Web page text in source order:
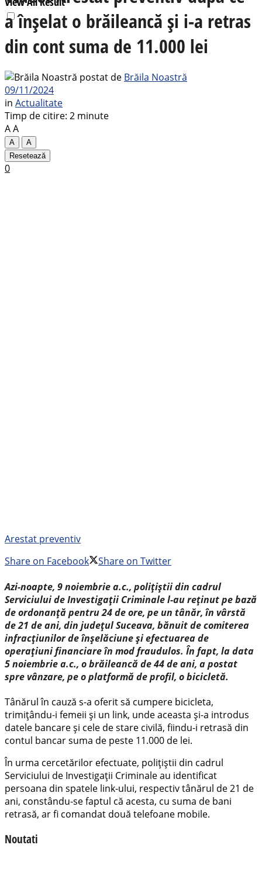
a înșelat o brăileancă și i-a retras
din cont suma de 11.000 lei
postat de Brăila Noastră
09/11/2024
in Actualitate
Timp de citire: 2 minute
AA
A
A
Resetează
0
Arestat preventiv
Share on Facebook
Share on Twitter
Azi-noapte, 9 noiembrie a.c., polițiștii din cadrul
Serviciului de Investigații Criminale l-au reținut pe bază
de ordonanță pentru 24 de ore, pe un tânăr, în vârstă
de 21 de ani, din județul Suceava, bănuit de comiterea
infracțiunilor de înșelăciune și efectuarea de
operațiuni financiare în mod fraudulos. În fapt, la data
5 noiembrie a.c., o brăileancă de 44 de ani, a postat
spre vânzare, pe o platformă de profil, o bicicletă.
Tânărul în cauză s-a oferit să cumpere bicicleta,
trimițându-i femeii și un link, unde aceasta și-a introdus
datele bancare și cele de stare civilă, fiindu-i retrasă din
contul bancar suma de peste 11.000 de lei.
În urma cercetărilor efectuate, polițiștii din cadrul
Serviciului de Investigații Criminale au identificat
persoana din spatele link-ului, respectiv tânărul de 21 de
ani, constându-se faptul că acesta, cu suma de bani
retrasă, ar fi comandat două telefoane mobile.
Noutati